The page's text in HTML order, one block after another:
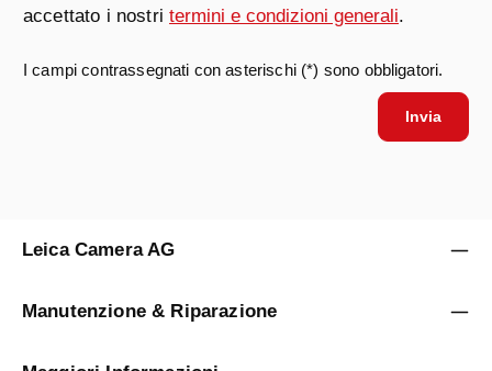
accettato i nostritermini e condizioni generali.
I campi contrassegnati con asterischi (*) sono obbligatori.
Invia
Leica Camera AG
Manutenzione & Riparazione